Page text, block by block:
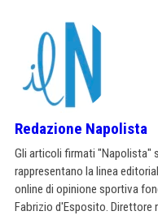
Redazione Napolista
Gli articoli firmati "Napolista"
rappresentano la linea
online di opinione sportiva
Fabrizio d'Esposito. Direttore